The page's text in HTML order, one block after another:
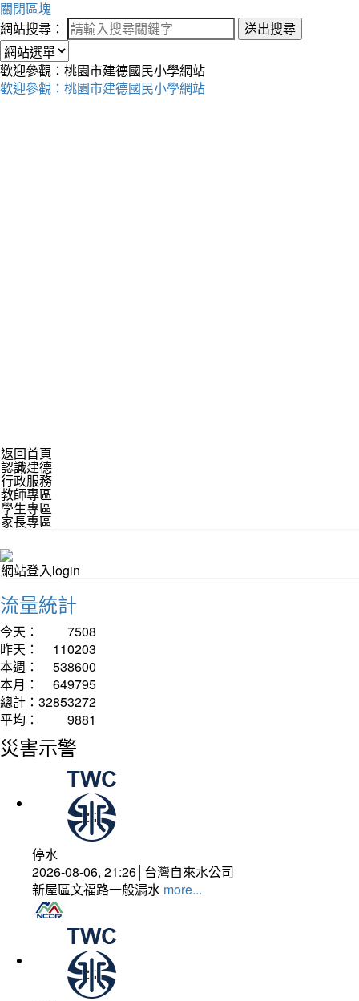
關閉區塊
網站搜尋：
送出搜尋
歡迎參觀：桃園市建德國民小學網站
歡迎參觀：桃園市建德國民小學網站
返回首頁
認識建德
行政服務
教師專區
學生專區
家長專區
網站登入login
流量統計
今天：
7508
昨天：
110203
本週：
538600
本月：
649795
總計： 32853272
平均：
9881
災害示警
停水
2026-08-06, 21:26│台灣自來水公司
新屋區文福路一般漏水 more...